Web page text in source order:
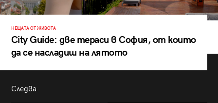
НЕЩАТА ОТ ЖИВОТА
City Guide: две тераси в София, от които
да се насладиш на лятото
Следва